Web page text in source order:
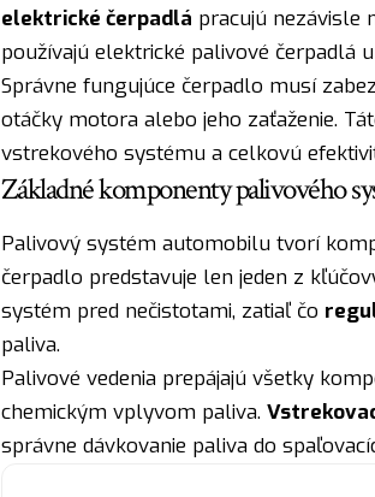
elektrické čerpadlá pracujú nezávisle
používajú elektrické palivové čerpadlá
Správne fungujúce čerpadlo musí
otáčky motora alebo jeho zaťaženie.
vstrekového systému a celkovú
Základné komponenty palivového
Palivový systém automobilu tvorí
čerpadlo predstavuje len jeden z
systém pred nečistotami, zatiaľ čo
paliva.
Palivové vedenia prepájajú všetky
chemickým vplyvom paliva.
správne dávkovanie paliva do